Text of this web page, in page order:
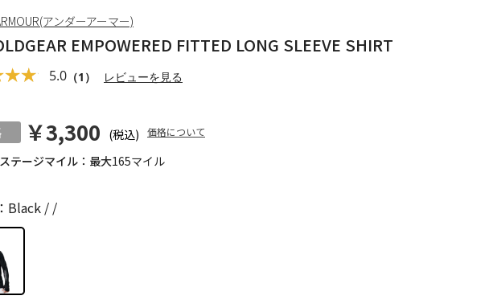
テージマイル：最大165マイル
EMPOWERED FITTED LONG SLEEVE SHIRT
5.0 （1） レビューを見る
￥3,300 (税込) 価格について
Black / /
アンダーアーマー)